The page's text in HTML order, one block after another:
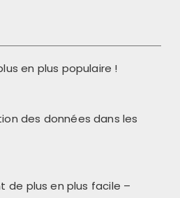
en plus populaire !
des données dans les
de plus en plus facile –